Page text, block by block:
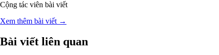
Cộng tác viên bài viết
Xem thêm bài viết →
Bài viết liên quan